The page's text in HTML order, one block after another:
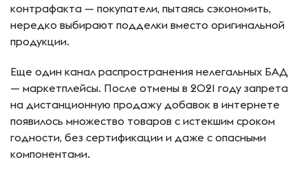
контрафакта — покупатели, пытаясь сэкономить,
нередко выбирают подделки вместо оригинальной
продукции.
Еще один канал распространения нелегальных БАД
— маркетплейсы. После отмены в 2021 году запрета
на дистанционную продажу добавок в интернете
появилось множество товаров с истекшим сроком
годности, без сертификации и даже с опасными
компонентами.